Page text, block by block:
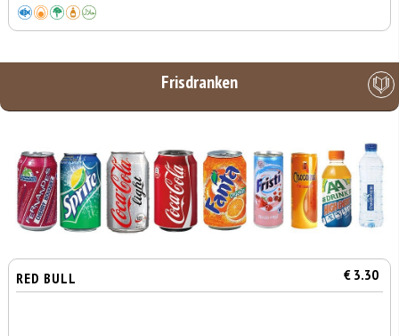
Frisdranken
RED BULL € 3.30